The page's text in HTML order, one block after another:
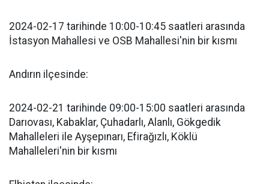
2024-02-17 tarihinde 10:00-10:45 saatleri arasında
İstasyon Mahallesi ve OSB Mahallesi'nin bir kısmı
Andırın ilçesinde:
2024-02-21 tarihinde 09:00-15:00 saatleri arasında
Darıovası, Kabaklar, Çuhadarlı, Alanlı, Gökgedik
Mahalleleri ile Ayşepınarı, Efirağızlı, Köklü
Mahalleleri'nin bir kısmı